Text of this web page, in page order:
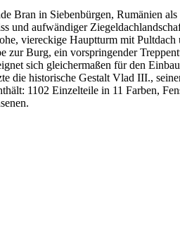
in Siebenbürgen, Rumänien
und aufwändiger
viereckige Hauptturm mit
zur Burg, ein vorspringender
sich gleichermaßen für den
historische Gestalt Vlad III.,
1102 Einzelteile in 11 Farben,